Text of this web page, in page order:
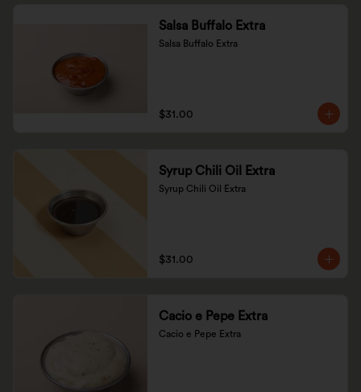
Salsa Buffalo Extra
Salsa Buffalo Extra
$31.00
Syrup Chili Oil Extra
Syrup Chili Oil Extra
$31.00
Cacio e Pepe Extra
Cacio e Pepe Extra